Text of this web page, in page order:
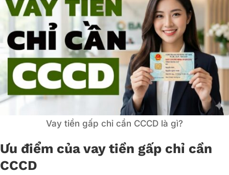
Vay tiền gấp chỉ cần CCCD là gì?
Ưu điểm của vay tiền gấp chỉ cần
CCCD